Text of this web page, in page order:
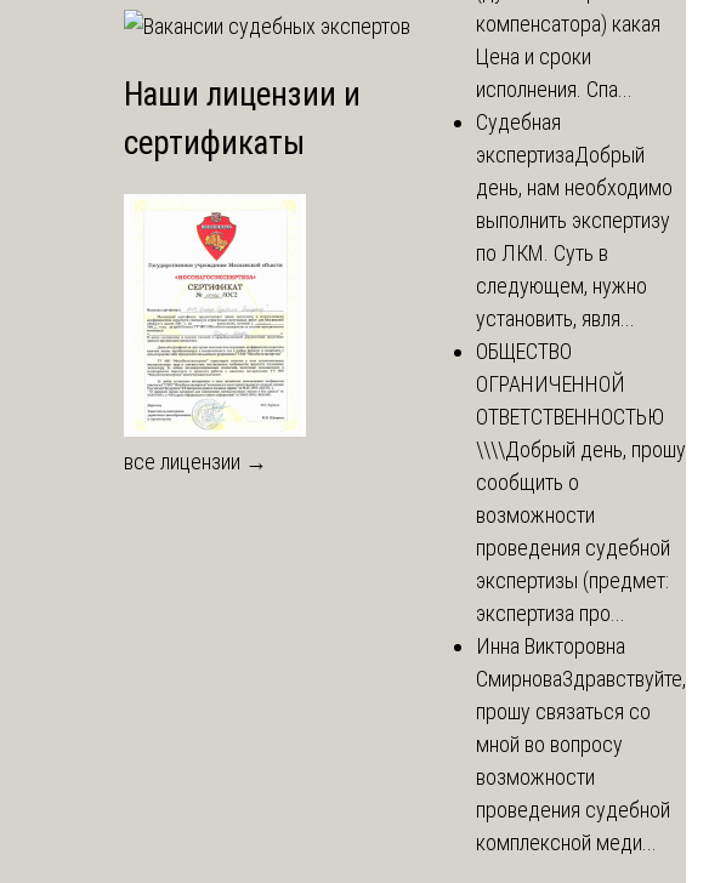
Наши лицензии и
сертификаты
все лицензии →
компенсатора) какая
Цена и сроки
исполнения. Спа...
Судебная
экспертизаДобрый
день, нам необходимо
выполнить экспертизу
по ЛКМ. Суть в
следующем, нужно
установить, явля...
ОБЩЕСТВО
ОГРАНИЧЕННОЙ
ОТВЕТСТВЕННОСТЬЮ
\\\\Добрый день, прошу
сообщить о
возможности
проведения судебной
экспертизы (предмет:
экспертиза про...
Инна Викторовна
СмирноваЗдравствуйте,
прошу связаться со
мной во вопросу
возможности
проведения судебной
комплексной меди...